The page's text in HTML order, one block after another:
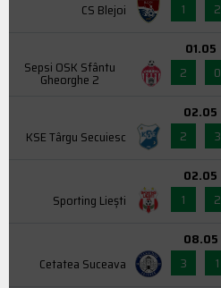
CS Blejoi
1
2
Sepsi OSK Sfântu
Gheorghe 2
01.05
2
0
KSE Târgu Secuiesc
02.05
2
3
Sporting Liești
02.05
1
2
Cetatea Suceava
08.05
3
1